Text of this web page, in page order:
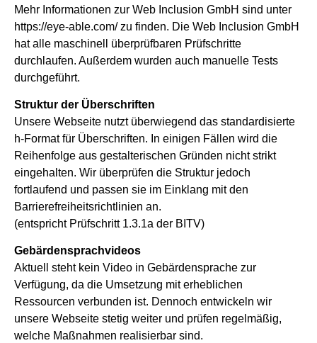
Mehr Informationen zur Web Inclusion GmbH sind unter
https://eye-able.com/zu finden. Die Web Inclusion GmbH
hat alle maschinell überprüfbaren Prüfschritte
durchlaufen. Außerdem wurden auch manuelle Tests
durchgeführt.
Struktur der Überschriften
Unsere Webseite nutzt überwiegend das standardisierte
h-Format für Überschriften. In einigen Fällen wird die
Reihenfolge aus gestalterischen Gründen nicht strikt
eingehalten. Wir überprüfen die Struktur jedoch
fortlaufend und passen sie im Einklang mit den
Barrierefreiheitsrichtlinien an.
(entspricht Prüfschritt 1.3.1a der BITV)
Gebärdensprachvideos
Aktuell steht kein Video in Gebärdensprache zur
Verfügung, da die Umsetzung mit erheblichen
Ressourcen verbunden ist. Dennoch entwickeln wir
unsere Webseite stetig weiter und prüfen regelmäßig,
welche Maßnahmen realisierbar sind.